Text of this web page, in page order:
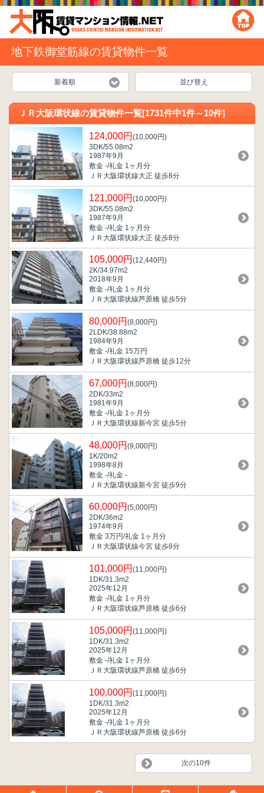
地下鉄御堂筋線の賃貸物件一覧
新着順 並び替え
ＪＲ大阪環状線の賃貸物件一覧[1731件中1件～10件]
124,000円 (10,000円)
3DK/55.08m2
1987年9月
敷金 -/礼金 1ヶ月分
ＪＲ大阪環状線大正 徒歩8分
121,000円 (10,000円)
3DK/55.08m2
1987年9月
敷金 -/礼金 1ヶ月分
ＪＲ大阪環状線大正 徒歩8分
105,000円 (12,440円)
2K/34.97m2
2018年9月
敷金 -/礼金 1ヶ月分
ＪＲ大阪環状線芦原橋 徒歩5分
80,000円 (8,000円)
2LDK/38.88m2
1984年9月
敷金 -/礼金 15万円
ＪＲ大阪環状線芦原橋 徒歩12分
67,000円 (8,000円)
2DK/33m2
1981年9月
敷金 -/礼金 1ヶ月分
ＪＲ大阪環状線新今宮 徒歩5分
48,000円 (9,000円)
1K/20m2
1998年8月
敷金 -/礼金 -
ＪＲ大阪環状線新今宮 徒歩9分
60,000円 (5,000円)
2DK/36m2
1974年9月
敷金 3万円/礼金 1ヶ月分
ＪＲ大阪環状線今宮 徒歩8分
101,000円 (11,000円)
1DK/31.3m2
2025年12月
敷金 -/礼金 1ヶ月分
ＪＲ大阪環状線芦原橋 徒歩6分
105,000円 (11,000円)
1DK/31.3m2
2025年12月
敷金 -/礼金 1ヶ月分
ＪＲ大阪環状線芦原橋 徒歩6分
100,000円 (11,000円)
1DK/31.3m2
2025年12月
敷金 -/礼金 1ヶ月分
ＪＲ大阪環状線芦原橋 徒歩6分
次の10件